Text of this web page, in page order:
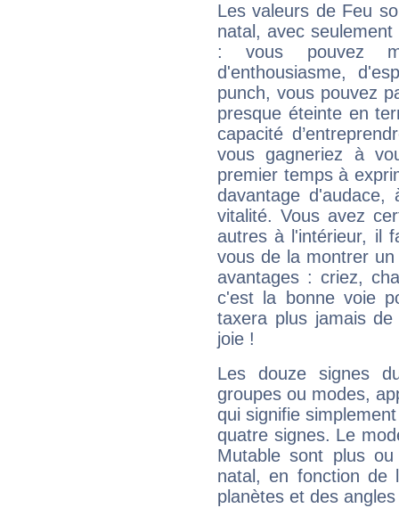
Les valeurs de Feu
natal, avec
: vous pouvez
d'enthousiasme,
punch, vous pouvez
presque éteinte en
capacité
vous gagneriez à
premier temps à
davantage
vitalité. Vous avez
autres à l'intérieur, il
vous de la montrer
avantages : criez,
c'est la bonne voie
taxera plus jamais
joie !
Les douze signes
groupes ou modes,
qui signifie
quatre signes. Le
Mutable sont plus
natal, en fonction de
planètes et des